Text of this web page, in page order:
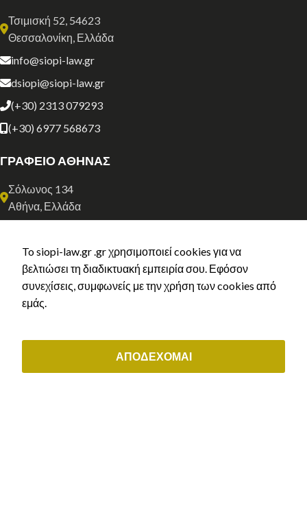
Τσιμισκή 52, 54623
Θεσσαλονίκη, Ελλάδα
info@siopi-law.gr
dsiopi@siopi-law.gr
(+30) 2313 079293
(+30) 6977 568673
ΓΡΑΦΕΙΟ ΑΘΗΝΑΣ
Σόλωνος 134
Αθήνα, Ελλάδα
(+30) 211 0035843
ΟΙ ΥΠΗΡΕΣΙΕΣ ΜΑΣ
To siopi-law.gr .gr χρησιμοποιεί cookies για να
βελτιώσει τη διαδικτυακή εμπειρία σου. Εφόσον
συνεχίσεις, συμφωνείς με την χρήση των cookies από
εμάς.
ΑΠΟΔΕΧΟΜΑΙ